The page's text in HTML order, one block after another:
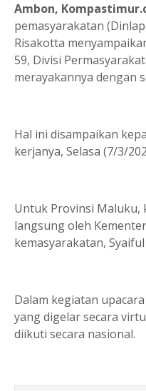
Ambon,
pemasyarakatan
Risakotta
59, Divisi
merayakannya dengan
Hal ini disampaikan
kerjanya, Selasa (7/3/
Untuk Provinsi Maluku,
langsung oleh
kemasyarakatan,
Dalam kegiatan
yang digelar secara
diikuti secara nasional.